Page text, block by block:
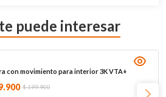
puede interesar
con movimiento para interior 3K VTA+
.900 $199.900